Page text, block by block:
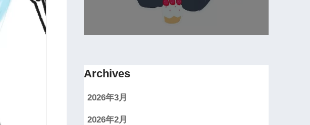
Archives
2026年3月
2026年2月